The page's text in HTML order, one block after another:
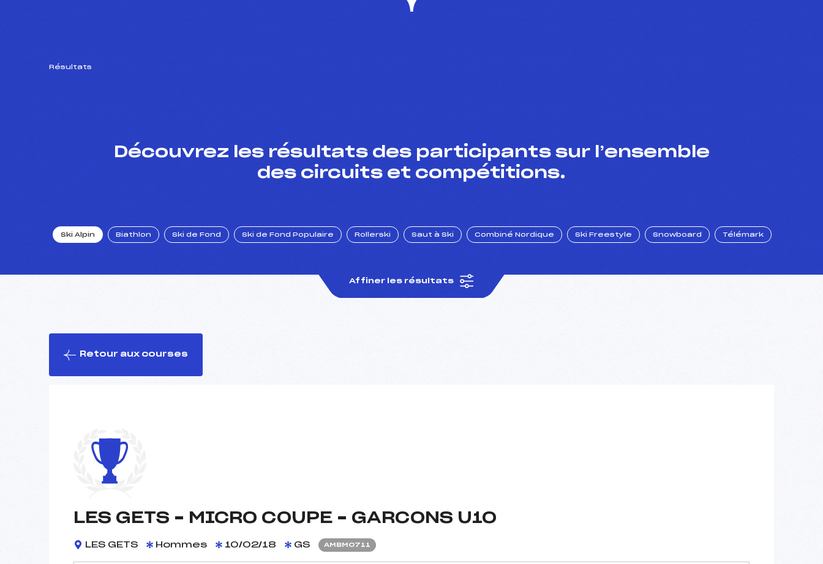
Résultats
Découvrez les résultats des participants sur l’ensemble
des circuits et compétitions.
Ski Alpin Biathlon Ski de Fond Ski de Fond Populaire Rollerski Saut à Ski Combiné Nordique Ski Freestyle Snowboard Télémark
Affiner les résultats
Retour aux courses
LES GETS – MICRO COUPE – GARCONS U10
LES GETS Hommes 10/02/18 GS AMBM0711